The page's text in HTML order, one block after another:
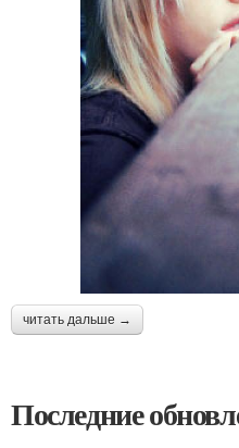
читать дальше →
Последние